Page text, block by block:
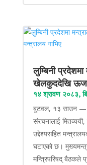
लुम्बिनी
खेलकुददेखि
१४ श्रावण २०८३,
बुटवल, १३ साउन —
संरचनालाई
उद्देश्यसहित
घटाएको छ।
मन्त्रिपरिषद् बैठकले